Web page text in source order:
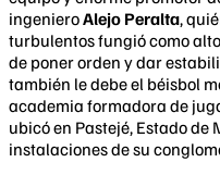
ingenieroAlejo Peralta,
turbulentos fungió como
de poner orden y dar
también le debe el béisbol
academia formadora de
ubicó en Pastejé, Estado de
instalaciones de su